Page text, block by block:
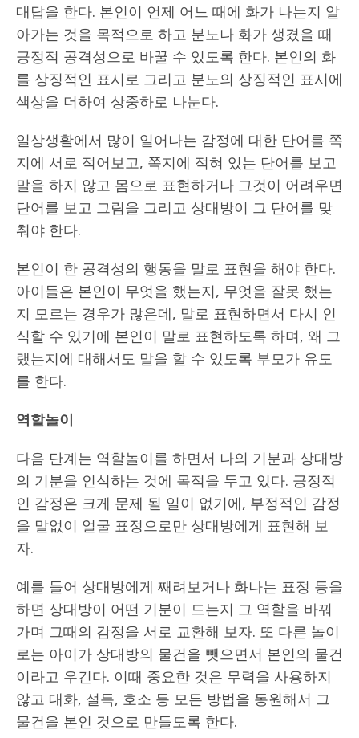
대답을 한다. 본인이 언제 어느 때에 화가 나는지 알
아가는 것을 목적으로 하고 분노나 화가 생겼을 때
긍정적 공격성으로 바꿀 수 있도록 한다. 본인의 화
를 상징적인 표시로 그리고 분노의 상징적인 표시에
색상을 더하여 상중하로 나눈다.
일상생활에서 많이 일어나는 감정에 대한 단어를 쪽
지에 서로 적어보고, 쪽지에 적혀 있는 단어를 보고
말을 하지 않고 몸으로 표현하거나 그것이 어려우면
단어를 보고 그림을 그리고 상대방이 그 단어를 맞
춰야 한다.
본인이 한 공격성의 행동을 말로 표현을 해야 한다.
아이들은 본인이 무엇을 했는지, 무엇을 잘못 했는
지 모르는 경우가 많은데, 말로 표현하면서 다시 인
식할 수 있기에 본인이 말로 표현하도록 하며, 왜 그
랬는지에 대해서도 말을 할 수 있도록 부모가 유도
를 한다.
역할놀이
다음 단계는 역할놀이를 하면서 나의 기분과 상대방
의 기분을 인식하는 것에 목적을 두고 있다. 긍정적
인 감정은 크게 문제 될 일이 없기에, 부정적인 감정
을 말없이 얼굴 표정으로만 상대방에게 표현해 보
자.
예를 들어 상대방에게 째려보거나 화나는 표정 등을
하면 상대방이 어떤 기분이 드는지 그 역할을 바꿔
가며 그때의 감정을 서로 교환해 보자. 또 다른 놀이
로는 아이가 상대방의 물건을 뺏으면서 본인의 물건
이라고 우긴다. 이때 중요한 것은 무력을 사용하지
않고 대화, 설득, 호소 등 모든 방법을 동원해서 그
물건을 본인 것으로 만들도록 한다.